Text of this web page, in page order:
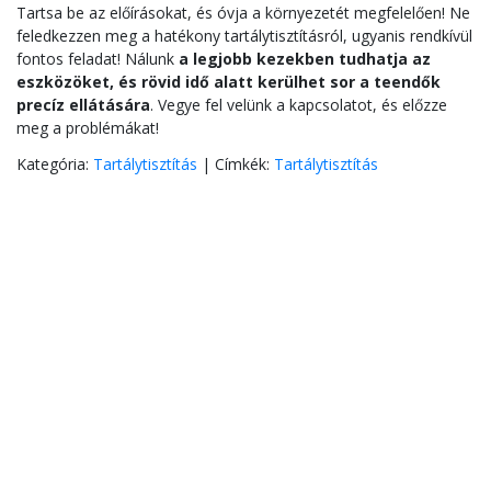
Tartsa be az előírásokat, és óvja a környezetét megfelelően! Ne
feledkezzen meg a hatékony tartálytisztításról, ugyanis rendkívül
fontos feladat! Nálunk a legjobb kezekben tudhatja az
eszközöket, és rövid idő alatt kerülhet sor a teendők
precíz ellátására. Vegye fel velünk a kapcsolatot, és előzze
meg a problémákat!
Kategória: Tartálytisztítás | Címkék: Tartálytisztítás